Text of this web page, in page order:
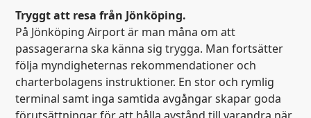
Tryggt att resa från Jönköping.
På Jönköping Airport är man måna om att
passagerarna ska känna sig trygga. Man fortsätter
följa myndigheternas rekommendationer och
charterbolagens instruktioner. En stor och rymlig
terminal samt inga samtida avgångar skapar goda